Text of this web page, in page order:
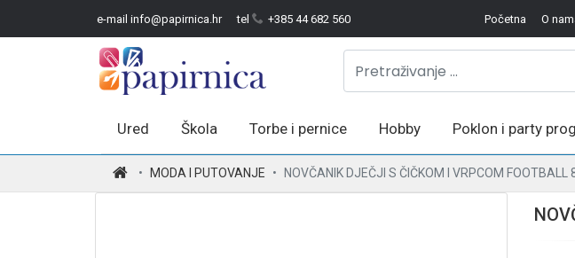
e-mail info@papirnica.hr tel +385 44 682 560 Početna O
Ured Škola Torbe i pernice Hobby Poklon i party
MODA I PUTOVANJE NOVČANIK DJEČJI S ČIČKOM I VRPCOM FOOTBALL